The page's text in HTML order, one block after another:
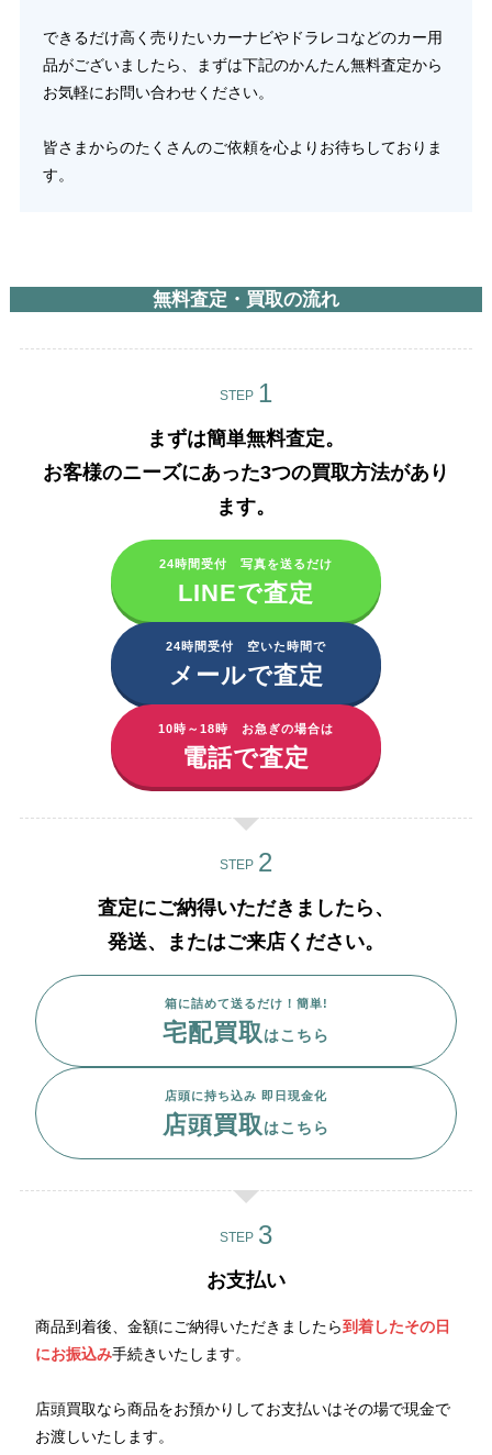
できるだけ高く売りたいカーナビやドラレコなどのカー用
品がございましたら、まずは下記のかんたん無料査定から
お気軽にお問い合わせください。
皆さまからのたくさんのご依頼を心よりお待ちしておりま
す。
無料査定・買取の流れ
STEP
まずは簡単無料査定。
お客様のニーズにあった3つの買取方法があり
ます。​
24時間受付 写真を送るだけ
LINEで査定
24時間受付 空いた時間で
メールで査定
10時～18時 お急ぎの場合は
電話で査定
STEP
査定にご納得いただきましたら、
発送、またはご来店ください。
箱に詰めて送るだけ！簡単!
宅配買取はこちら
店頭に持ち込み 即日現金化
店頭買取はこちら
STEP
お支払い
商品到着後、金額にご納得いただきましたら到着したその日
にお振込み手続きいたします。
店頭買取なら商品をお預かりしてお支払いはその場で現金で
お渡しいたします。